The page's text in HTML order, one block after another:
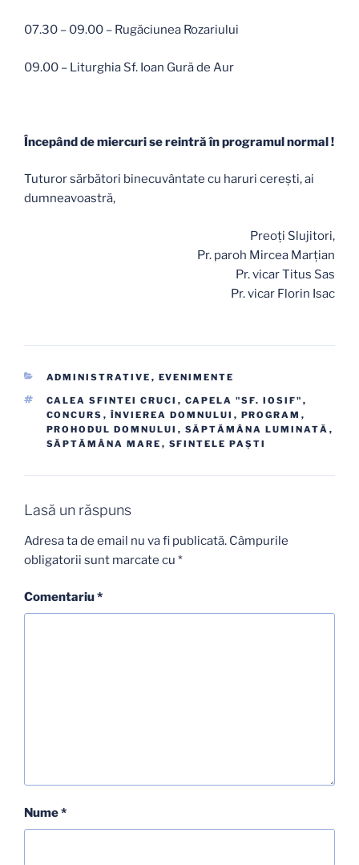
07.30 – 09.00 – Rugăciunea Rozariului
09.00 – Liturghia Sf. Ioan Gură de Aur
Începând de miercuri se reintră în programul normal !
Tuturor sărbători binecuvântate cu haruri cereşti, ai
dumneavoastră,
Preoţi Slujitori,
Pr. paroh Mircea Marţian
Pr. vicar Titus Sas
Pr. vicar Florin Isac
CATEGORII
ADMINISTRATIVE , EVENIMENTE
ETICHETE
CALEA SFINTEI CRUCI , CAPELA "SF. IOSIF" ,
CONCURS , ÎNVIEREA DOMNULUI , PROGRAM ,
PROHODUL DOMNULUI , SĂPTĂMÂNA LUMINATĂ ,
SĂPTĂMÂNA MARE , SFINTELE PAŞTI
Lasă un răspuns
Adresa ta de email nu va fi publicată. Câmpurile
obligatorii sunt marcate cu *
Comentariu*
Nume*